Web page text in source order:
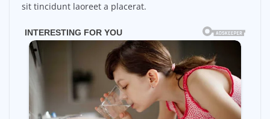
sit tincidunt laoreet a placerat.